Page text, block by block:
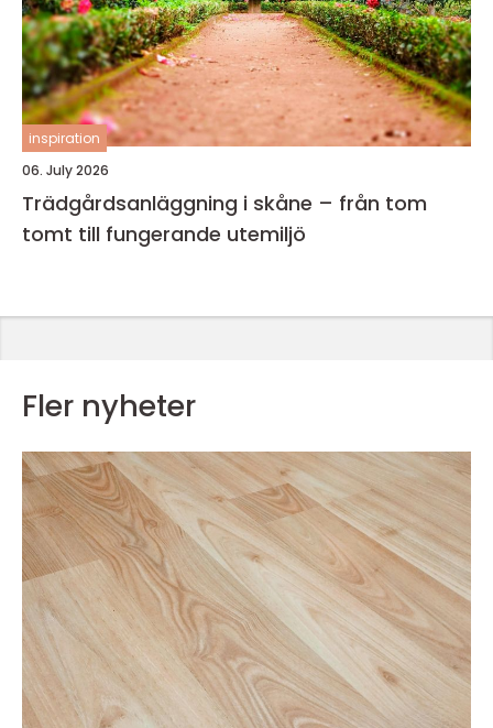
inspiration
06. July 2026
Trädgårdsanläggning i skåne – från tom
tomt till fungerande utemiljö
Fler nyheter